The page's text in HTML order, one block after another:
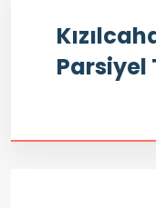
Parsiyel